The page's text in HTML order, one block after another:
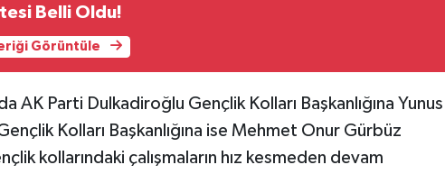
Belli Oldu!
Görüntüle
AK Parti Dulkadiroğlu Gençlik Kolları Başkanlığına Yunus
Kolları Başkanlığına ise Mehmet Onur Gürbüz
kollarındaki çalışmaların hız kesmeden devam